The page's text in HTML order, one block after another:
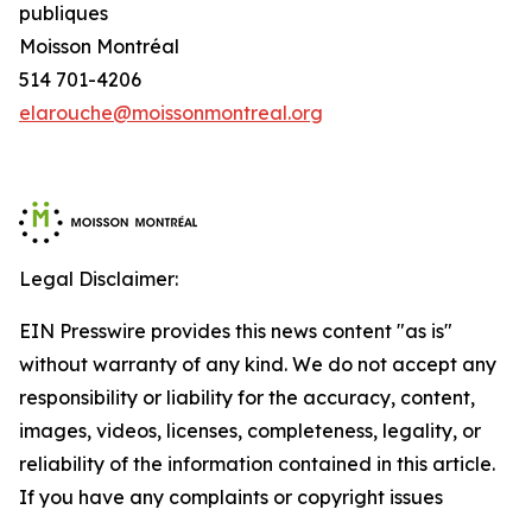
publiques
Moisson Montréal
514 701-4206
elarouche@moissonmontreal.org
Legal Disclaimer:
EIN Presswire provides this news content "as is"
without warranty of any kind. We do not accept any
responsibility or liability for the accuracy, content,
images, videos, licenses, completeness, legality, or
reliability of the information contained in this article.
If you have any complaints or copyright issues